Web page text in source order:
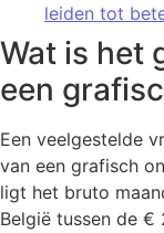
leiden tot
Wat is het
een
Een veelgestelde
van een grafisch
ligt het bruto
België tussen de